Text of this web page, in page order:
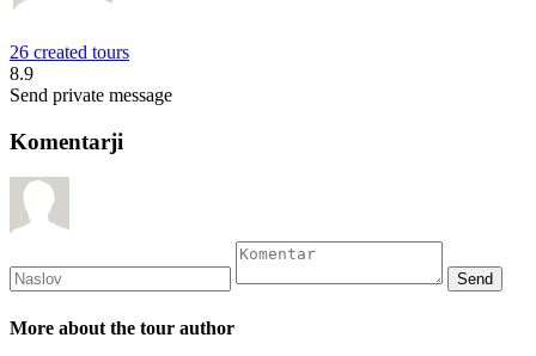
26 created tours
8.9
Send private message
Komentarji
More about the tour author